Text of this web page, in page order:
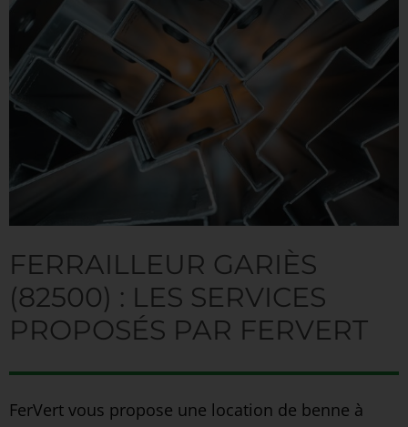
FERRAILLEUR GARIÈS
(82500) : LES SERVICES
PROPOSÉS PAR FERVERT
FerVert vous propose une location de benne à